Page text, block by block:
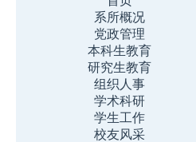
系所概况
党政管理
本科生教育
研究生教育
组织人事
学术科研
学生工作
校友风采